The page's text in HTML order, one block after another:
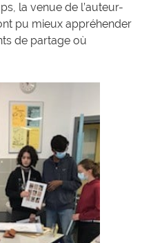
la venue de l’auteur-
pu mieux appréhender
de partage où